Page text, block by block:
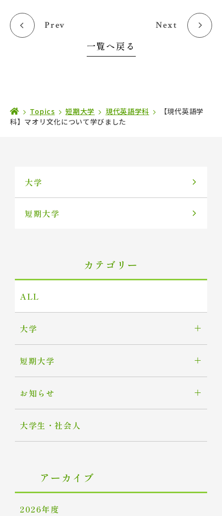
Prev
一覧へ戻る
Next
Topics 短期大学 現代英語学科
【現代英語学
科】マオリ文化について学びました
大学
短期大学
カテゴリー
ALL
大学
短期大学
お知らせ
大学生・社会人
アーカイブ
2026年度